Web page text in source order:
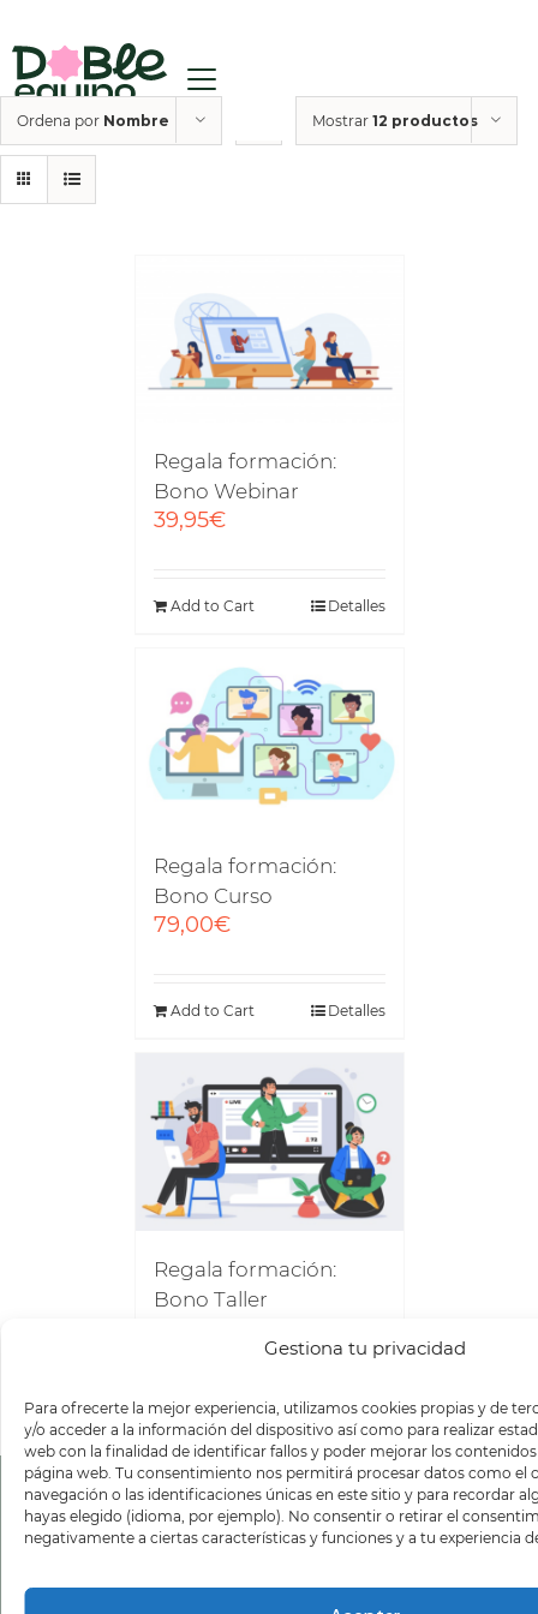
Gestiona tu privacidad
Para ofrecerte la mejor experiencia, utilizamos cookies propias y de
y/o acceder a la información del dispositivo así como para realizar
web con la finalidad de identificar fallos y poder mejorar los
página web. Tu consentimiento nos permitirá procesar datos como
navegación o las identificaciones únicas en este sitio y para recordar
hayas elegido (idioma, por ejemplo). No consentir o retirar el
negativamente a ciertas características y funciones y a tu experiencia
Ordena por Nombre Mostrar 12 productos
Regala formación:
Bono Webinar
39,95€
Add to Cart Detalles
Regala formación:
Bono Curso
79,00€
Add to Cart Detalles
Regala formación:
Bono Taller
Add to Cart Detalles